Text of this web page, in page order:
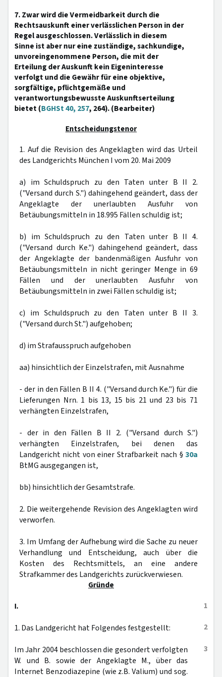
7. Zwar wird die Vermeidbarkeit durch die
Rechtsauskunft einer verlässlichen Person in der
Regel ausgeschlossen. Verlässlich in diesem
Sinne ist aber nur eine zuständige, sachkundige,
unvoreingenommene Person, die mit der
Erteilung der Auskunft kein Eigeninteresse
verfolgt und die Gewähr für eine objektive,
sorgfältige, pflichtgemäße und
verantwortungsbewusste Auskunftserteilung
bietet (BGHSt 40, 257, 264). (Bearbeiter)
Entscheidungstenor
1. Auf die Revision des Angeklagten wird das Urteil
des Landgerichts München I vom 20. Mai 2009
a) im Schuldspruch zu den Taten unter B II 2.
("Versand durch S.") dahingehend geändert, dass der
Angeklagte der unerlaubten Ausfuhr von
Betäubungsmitteln in 18.995 Fällen schuldig ist;
b) im Schuldspruch zu den Taten unter B II 4.
("Versand durch Ke.") dahingehend geändert, dass
der Angeklagte der bandenmäßigen Ausfuhr von
Betäubungsmitteln in nicht geringer Menge in 69
Fällen und der unerlaubten Ausfuhr von
Betäubungsmitteln in zwei Fällen schuldig ist;
c) im Schuldspruch zu den Taten unter B II 3.
("Versand durch St.") aufgehoben;
d) im Strafausspruch aufgehoben
aa) hinsichtlich der Einzelstrafen, mit Ausnahme
- der in den Fällen B II 4. ("Versand durch Ke.") für die
Lieferungen Nrn. 1 bis 13, 15 bis 21 und 23 bis 71
verhängten Einzelstrafen,
- der in den Fällen B II 2. ("Versand durch S.")
verhängten Einzelstrafen, bei denen das
Landgericht nicht von einer Strafbarkeit nach § 30a
BtMG ausgegangen ist,
bb) hinsichtlich der Gesamtstrafe.
2. Die weitergehende Revision des Angeklagten wird
verworfen.
3. Im Umfang der Aufhebung wird die Sache zu neuer
Verhandlung und Entscheidung, auch über die
Kosten des Rechtsmittels, an eine andere
Strafkammer des Landgerichts zurückverwiesen.
Gründe
1
I.
2
1. Das Landgericht hat Folgendes festgestellt:
3
Im Jahr 2004 beschlossen die gesondert verfolgten
W. und B. sowie der Angeklagte M., über das
Internet Benzodiazepine (wie z.B. Valium) und sog.